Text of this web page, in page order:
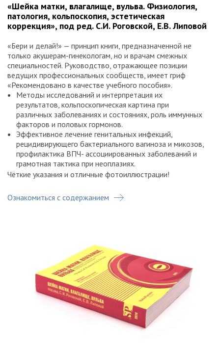
«Шейка матки, влагалище, вульва. Физиология,
патология, кольпоскопия, эстетическая
коррекция», под ред. С.И. Роговской, Е.В. Липовой
«Бери и делай!» — принцип книги, предназначенной не
только акушерам-гинекологам, но и врачам смежных
специальностей. Руководство, отражающее позиции
ведущих профессиональных сообществ, имеет гриф
«Рекомендовано в качестве учебного пособия».
Методы исследований и интерпретация их
результатов, кольпоскопическая картина при
различных заболеваниях и состояниях, роль иммунных
факторов и половых гормонов.
Эффективное лечение генитальных инфекций,
рецидивирующего бактериального вагиноза и микозов,
профилактика ВПЧ- ассоциированных заболеваний и
грамотная тактика при неоплазиях.
Чёткие указания и отличные фотоиллюстрации!
Ознакомиться с содержанием